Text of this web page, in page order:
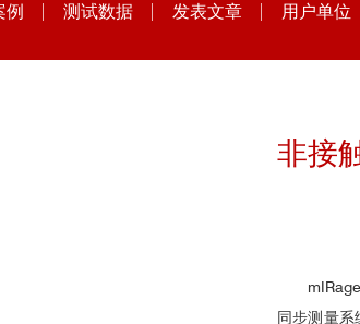
例 测试数据 发表文章 用户单位
非接
同步测量系